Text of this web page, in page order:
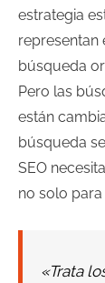
estrategia
representan
búsqueda
Pero las
están
búsqueda
SEO
no solo para
«Trata